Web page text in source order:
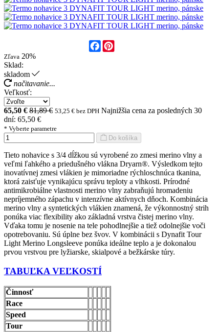
Facebook
Zľava 20%
Sklad:
skladom
načitavanie...
Veľkosť:
65,50 € 81,89 € 53,25 € bez DPH Najnižšia cena za posledných 30
dní: 65,50 €
* Vyberte parametre
Do košíka
Tieto nohavice s 3/4 dĺžkou sú vyrobené zo zmesi merino vlny a
veľmi ľahkého a priedušného vlákna Dryarn®. Výsledkom tejto
inovatívnej zmesi vlákien je mimoriadne rýchloschnúca tkanina,
ktorá zaisťuje vynikajúcu správu teploty a vlhkosti. Prírodné
antimikrobiálne vlastnosti merino vlny zabraňujú hromadeniu
nepríjemného zápachu v intenzívne aktívnych dňoch. Kombinácia
merino vlny a syntetických vlákien znamená, že výkonnostný strih
ponúka viac flexibility ako základná vrstva čistej merino vlny.
Vďaka tomu je nosenie na tele pohodlnejšie a tiež odolnejšie voči
opotrebovaniu. Sú úplne bez švov. V kombinácii s Dynafit Tour
Light Merino Longsleeve ponúka ideálne teplo a je dokonalou
prvou vrstvou pre lyžiarske, skialpové a bežkárske túry.
TABUĽKA VEĽKOSTÍ
Činnosť
Race
Speed
Tour